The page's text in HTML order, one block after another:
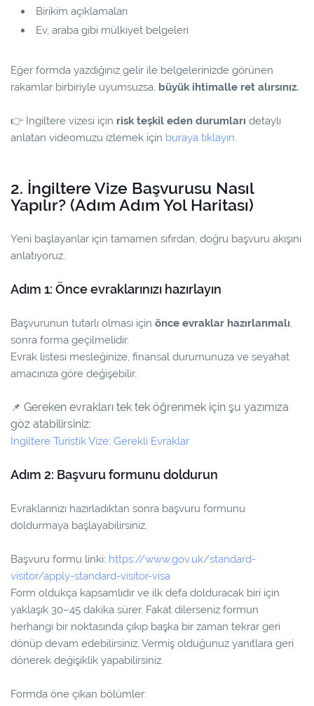
Birikim açıklamaları
Ev, araba gibi mülkiyet belgeleri
Eğer formda yazdığınız gelir ile belgelerinizde görünen
rakamlar birbiriyle uyumsuzsa, büyük ihtimalle ret alırsınız.
👉 İngiltere vizesi için risk teşkil eden durumları detaylı
anlatan videomuzu izlemek için buraya tıklayın.
2. İngiltere Vize Başvurusu Nasıl
Yapılır? (Adım Adım Yol Haritası)
Yeni başlayanlar için tamamen sıfırdan, doğru başvuru akışını
anlatıyoruz.
Adım 1: Önce evraklarınızı hazırlayın
Başvurunun tutarlı olması için önce evraklar hazırlanmalı,
sonra forma geçilmelidir.
Evrak listesi mesleğinize, finansal durumunuza ve seyahat
amacınıza göre değişebilir.
📌 Gereken evrakları tek tek öğrenmek için şu yazımıza
göz atabilirsiniz:
İngiltere Turistik Vize: Gerekli Evraklar
Adım 2: Başvuru formunu doldurun
Evraklarınızı hazırladıktan sonra başvuru formunu
doldurmaya başlayabilirsiniz.
Başvuru formu linki: https://www.gov.uk/standard-
visitor/apply-standard-visitor-visa
Form oldukça kapsamlıdır ve ilk defa dolduracak biri için
yaklaşık 30–45 dakika sürer. Fakat dilerseniz formun
herhangi bir noktasında çıkıp başka bir zaman tekrar geri
dönüp devam edebilirsiniz. Vermiş olduğunuz yanıtlara geri
dönerek değişiklik yapabilirsiniz.
Formda öne çıkan bölümler: